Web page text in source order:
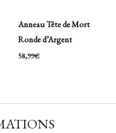
Anneau Tête de Mort
Ronde d’Argent
58,99€